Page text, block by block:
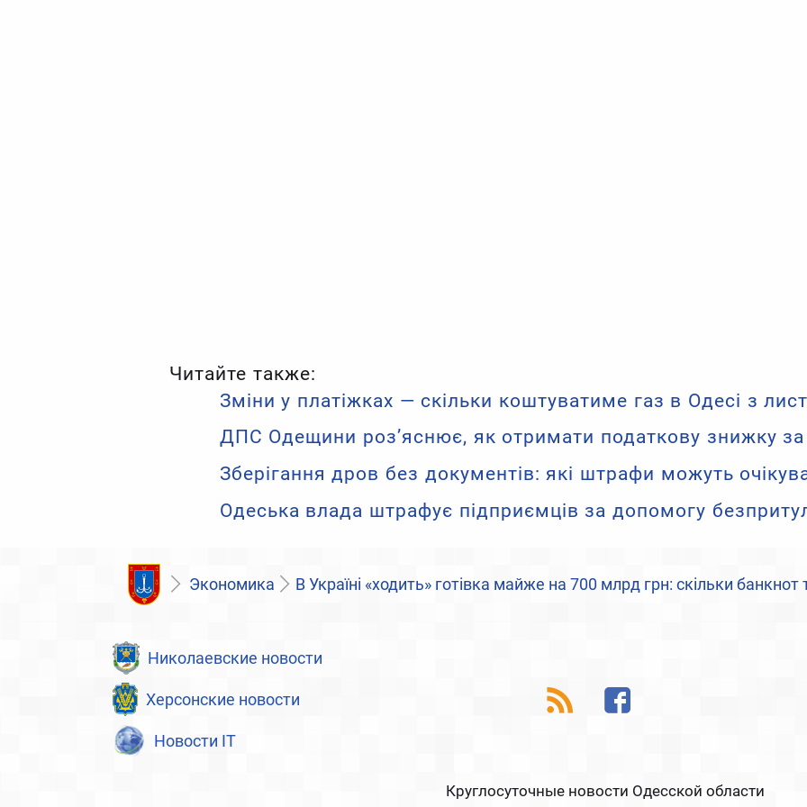
Читайте также:
Зміни у платіжках — скільки коштуватиме газ в Одесі з
ДПС Одещини роз’яснює, як отримати податкову знижку
Зберігання дров без документів: які штрафи можуть
Одеська влада штрафує підприємців за допомогу
Экономика В Україні «ходить» готівка майже на 700 млрд грн: скільки
Николаевские новости
Херсонские новости
Новости IT
Круглосуточные новости Одесской области